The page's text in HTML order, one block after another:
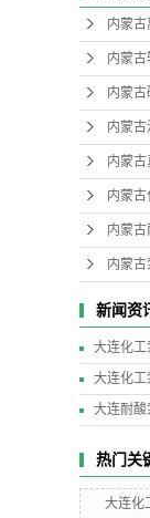
内蒙
内蒙
内蒙
内蒙
内蒙
内蒙
内蒙
内蒙
新闻资
大连化工
大连化工
大连耐酸
热门关
大连化